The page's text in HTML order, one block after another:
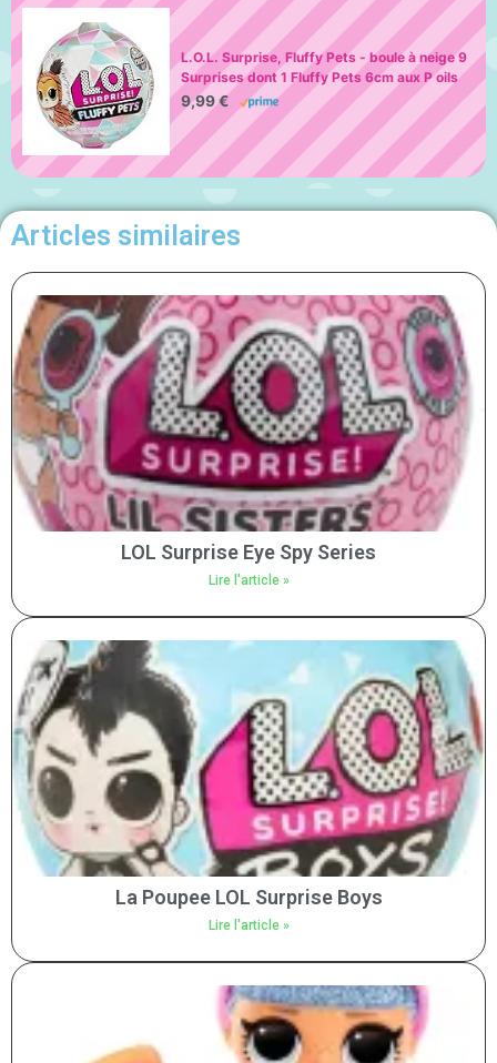
L.O.L. Surprise, Fluffy Pets - boule à neige 9
Surprises dont 1 Fluffy Pets 6cm aux P oils
Amovibles, Accessoires, Modèles Aléatoires
à Collectionner, Jouet pour Enfants dès 3
Ans, LLU86
9,99 €
Articles similaires
LOL Surprise Eye Spy Series
Lire l'article »
La Poupee LOL Surprise Boys
Lire l'article »